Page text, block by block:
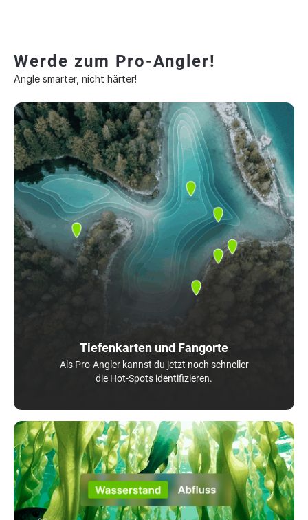
Werde zum Pro-Angler!
Angle smarter, nicht härter!
Tiefenkarten und Fangorte
Als Pro-Angler kannst du jetzt noch schneller
die Hot-Spots identifizieren.